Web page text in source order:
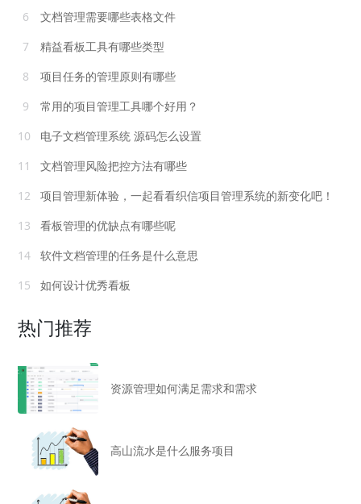
6
文档管理需要哪些表格文件
7
精益看板工具有哪些类型
8
项目任务的管理原则有哪些
9
常用的项目管理工具哪个好用？
10
电子文档管理系统 源码怎么设置
11
文档管理风险把控方法有哪些
12
项目管理新体验，一起看看织信项目管理系统的新变化吧！
13
看板管理的优缺点有哪些呢
14
软件文档管理的任务是什么意思
15
如何设计优秀看板
热门推荐
资源管理如何满足需求和需求
高山流水是什么服务项目